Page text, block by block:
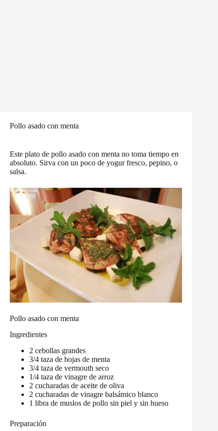
Pollo asado con menta
Este plato de pollo asado con menta no toma tiempo en
absoluto. Sirva con un poco de yogur fresco, pepino, o
salsa.
Pollo asado con menta
Ingredientes
2 cebollas grandes
3/4 taza de hojas de menta
3/4 taza de vermouth seco
1/4 taza de vinagre de arroz
2 cucharadas de aceite de oliva
2 cucharadas de vinagre balsámico blanco
1 libra de muslos de pollo sin piel y sin hueso
Preparación